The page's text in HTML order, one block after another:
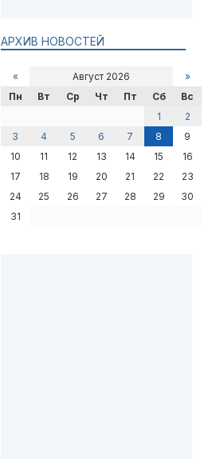
АРХИВ НОВОСТЕЙ
« Август 2026
»
Пн
Вт Ср Чт Пт Сб
Вс
1
2
3
4 5 6 7 8
9
10
11 12 13 14 15
16
17
18 19 20 21 22
23
24
25 26 27 28 29
30
31